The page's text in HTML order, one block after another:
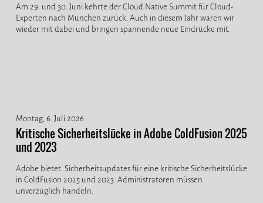
Am 29. und 30. Juni kehrte der Cloud Native Summit für Cloud-
Experten nach München zurück. Auch in diesem Jahr waren wir
wieder mit dabei und bringen spannende neue Eindrücke mit.
Montag, 6. Juli 2026
Kritische Sicherheitslücke in Adobe ColdFusion 2025
und 2023
Adobe bietet Sicherheitsupdates für eine kritische Sicherheitslücke
in ColdFusion 2025 und 2023. Administratoren müssen
unverzüglich handeln.